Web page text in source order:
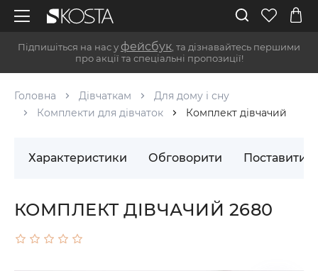
Підпишіться на нас у фейсбук , та дізнавайтесь першими
про акції та спеціальні пропозиції!
Головна Дівчаткам
Для дому і сну
Комплекти для дівчаток
Комплект дівчачий
Характеристики Обговорити Поставити
КОМПЛЕКТ ДІВЧАЧИЙ 2680